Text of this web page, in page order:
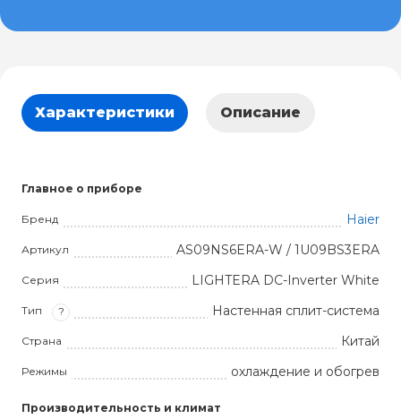
Характеристики Описание
Главное о приборе
Бренд Haier
Артикул AS09NS6ERA-W / 1U09BS3ERA
Серия LIGHTERA DC-Inverter White
Тип ? Настенная сплит-система
Страна Китай
Режимы охлаждение и обогрев
Производительность и климат